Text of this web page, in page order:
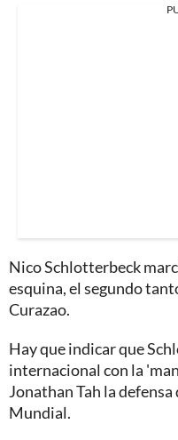
Nico Schlotterbeck
esquina, el segundo
Curazao.
Hay que indicar que
internacional con la
Jonathan Tah la
Mundial.